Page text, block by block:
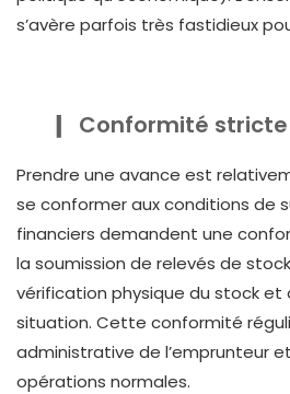
s’avère parfois très fastidieux
Conformité stricte
Prendre une avance est
se conformer aux conditions de
financiers demandent une
la soumission de relevés de
vérification physique du stock et
situation. Cette conformité
administrative de l’emprunteur
opérations normales.